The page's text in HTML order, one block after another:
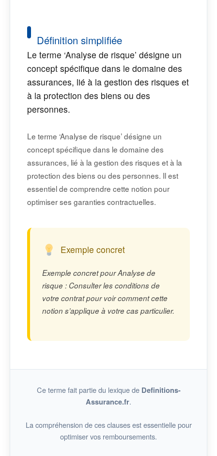
Définition simplifiée
Le terme ‘Analyse de risque’ désigne un
concept spécifique dans le domaine des
assurances, lié à la gestion des risques et
à la protection des biens ou des
personnes.
Le terme ‘Analyse de risque’ désigne un
concept spécifique dans le domaine des
assurances, lié à la gestion des risques et à la
protection des biens ou des personnes. Il est
essentiel de comprendre cette notion pour
optimiser ses garanties contractuelles.
Exemple concret
Exemple concret pour Analyse de
risque : Consulter les conditions de
votre contrat pour voir comment cette
notion s’applique à votre cas particulier.
Ce terme fait partie du lexique de Definitions-
Assurance.fr.
La compréhension de ces clauses est essentielle pour
optimiser vos remboursements.